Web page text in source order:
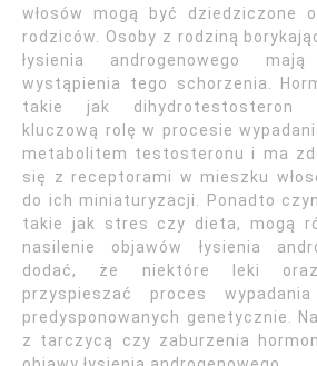
włosów mogą być dziedziczone
rodziców. Osoby z rodziną
łysienia androgenowego
wystąpienia tego schorzenia.
takie jak dihydrotestosteron
kluczową rolę w procesie
metabolitem testosteronu i ma
się z receptorami w mieszku
do ich miniaturyzacji. Ponadto
takie jak stres czy dieta, mogą
nasilenie objawów łysienia
dodać, że niektóre leki
przyspieszać proces
predysponowanych genetycznie.
z tarczycą czy zaburzenia